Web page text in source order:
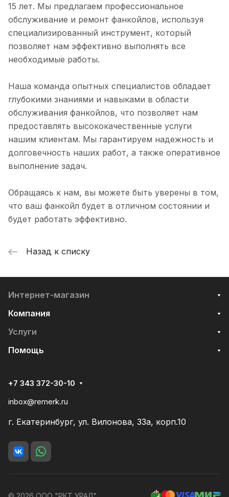
15 лет. Мы предлагаем профессиональное
обслуживание и ремонт фанкойлов, используя
специализированный инструмент, который
позволяет нам эффективно выполнять все
необходимые работы.
Наша команда опытных специалистов обладает
глубокими знаниями и навыками в области
обслуживания фанкойлов, что позволяет нам
предоставлять высококачественные услуги
нашим клиентам. Мы гарантируем надежность и
долговечность наших работ, а также оперативное
выполнение задач.
Обращаясь к нам, вы можете быть уверены в том,
что ваш фанкойл будет в отличном состоянии и
будет работать эффективно.
Назад к списку
Интернет-магазин
Компания
Услуги
Помощь
+7 343 372-30-10
inbox@remerk.ru
г. Екатеринбург, ул. Вилонова, 33а, корп.10